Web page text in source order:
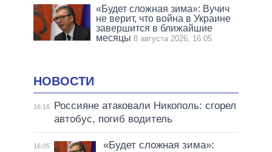
«Будет сложная зима»: Вучич
не верит, что война в Украине
завершится в ближайшие
месяцы 8 августа 2026, 16:05
НОВОСТИ
16:16
Россияне атаковали Никополь: сгорел
автобус, погиб водитель
16:05
«Будет сложная зима»: